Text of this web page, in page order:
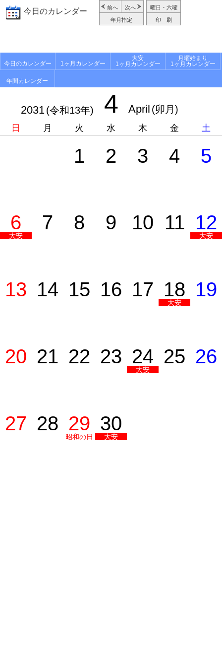
今日のカレンダー 前へ 次へ
年月指定
曜日・六曜
印 刷
今日のカレンダー 1ヶ月カレンダー
大安
1ヶ月カレンダー
月曜始まり
1ヶ月カレンダー
年間カレンダー
2031(令和13年) 4 April (卯月)
日 月 火 水 木 金 土
1 2 3 4 5
6
大安
7 8 9 10 11 12
大安
13 14 15 16 17 18
大安
19
20 21 22 23 24
大安
25 26
27 28 29
昭和の日
30
大安